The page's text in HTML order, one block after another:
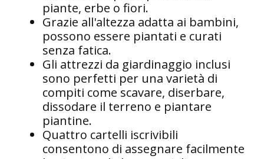
piante, erbe o fiori.
Grazie all'altezza adatta ai bambini,
possono essere piantati e curati
senza fatica.
Gli attrezzi da giardinaggio inclusi
sono perfetti per una varietà di
compiti come scavare, diserbare,
dissodare il terreno e piantare
piantine.
Quattro cartelli iscrivibili
consentono di assegnare facilmente